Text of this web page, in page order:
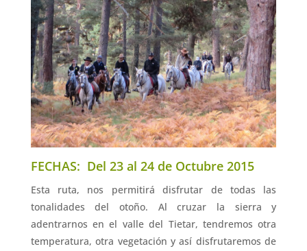
FECHAS: Del 23 al 24 de Octubre 2015
Esta ruta, nos permitirá disfrutar de todas las
tonalidades del otoño. Al cruzar la sierra y
adentrarnos en el valle del Tietar, tendremos otra
temperatura, otra vegetación y así disfrutaremos de